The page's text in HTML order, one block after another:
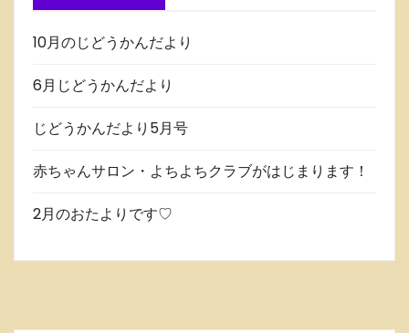
10月のじどうかんだより
6月じどうかんだより
じどうかんだより5月号
赤ちゃんサロン・よちよちクラブがはじまります！
2月のおたよりです♡